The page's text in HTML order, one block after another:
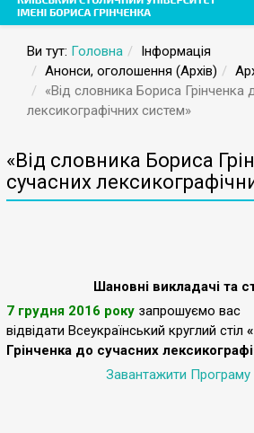
Ви тут: Головна
Інформація
Анонси, оголошення (Архів)
«Від словника Бориса Грінченка
лексикографічних систем»
«Від словника Бориса
сучасних
Шановні викладачі та
7 грудня 2016 року запрошуємо вас
відвідати Всеукраїнський круглий стіл
Грінченка до сучасних
Завантажити Програму